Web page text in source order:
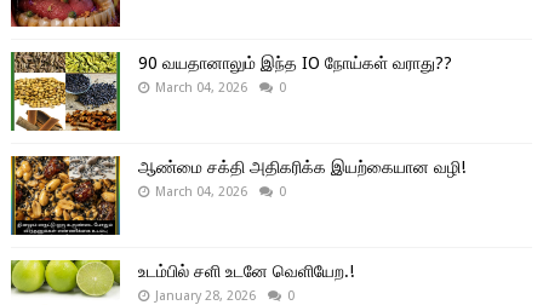
90 வயதானாலும் இந்த IO நோய்கள் வராது??
March 04, 2026 0
ஆண்மை சக்தி அதிகரிக்க இயற்கையான வழி!
March 04, 2026 0
உடம்பில் சளி உடனே வெளியேற.!
January 28, 2026 0